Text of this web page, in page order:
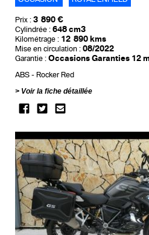
Prix : 3 890 €
Cylindrée : 648 cm3
Kilométrage : 12 890 kms
Mise en circulation : 08/2022
Garantie : Occasions Garanties 12
ABS
Rocker Red
Voir la fiche détaillée